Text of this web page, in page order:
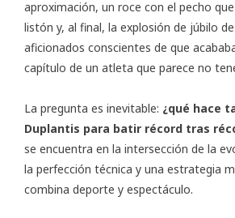
aproximación, un roce con el pecho
listón y, al final, la explosión de júbilo
aficionados conscientes de que
capítulo de un atleta que parece no
La pregunta es inevitable: ¿qué hace
Duplantis para batir récord tras
se encuentra en la intersección de la
la perfección técnica y una estrategia
combina deporte y espectáculo.